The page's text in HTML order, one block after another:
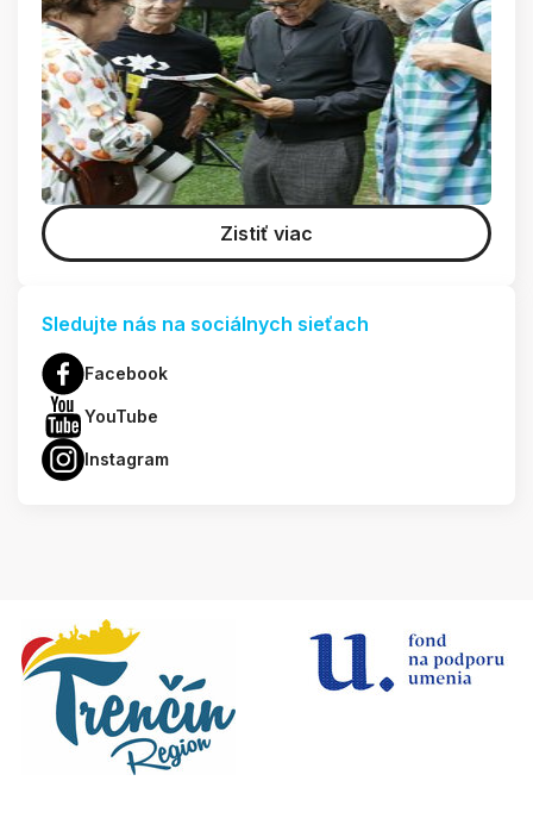
Zistiť viac
Sledujte nás na sociálnych sieťach
Facebook
YouTube
Instagram